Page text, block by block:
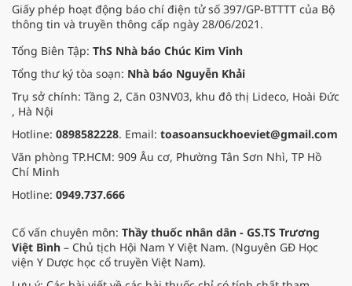
Giấy phép hoạt động báo chí điện tử số 397/GP-BTTTT của Bộ
thông tin và truyền thông cấp ngày 28/06/2021.
Tổng Biên Tập: ThS Nhà báo Chúc Kim Vinh
Tổng thư ký tòa soạn: Nhà báo Nguyễn Khải
Trụ sở chính: Tầng 2, Căn 03NV03, khu đô thị Lideco, Hoài Đức
, Hà Nội
Hotline: 0898582228. Email: toasoansuckhoeviet@gmail.com
Văn phòng TP.HCM: 909 Âu cơ, Phường Tân Sơn Nhì, TP Hồ
Chí Minh
Hotline: 0949.737.666
Cố vấn chuyên môn: Thầy thuốc nhân dân - GS.TS Trương
Việt Bình – Chủ tịch Hội Nam Y Việt Nam. (Nguyên GĐ Học
viện Y Dược học cổ truyền Việt Nam).